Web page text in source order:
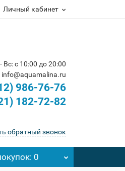
Личный кабинет
Вс: с 10:00 до 20:00
info@aquamalina.ru
986-76-76
182-72-82
обратный звонок
: 0